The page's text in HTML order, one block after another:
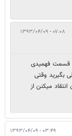
۰۷:۰۸ - ۱۳۹۳/۰۴/۰۹
قسمت فهمیدی
بگیرید وقتی
میکنن از
۰۳:۴۹ - ۱۳۹۳/۰۴/۰۹